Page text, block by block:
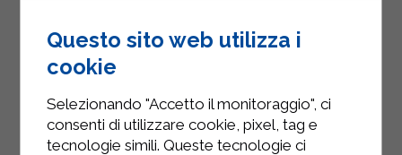
Questo sito web utilizza i
cookie
Selezionando "Accetto il monitoraggio", ci
consenti di utilizzare cookie, pixel, tag e
tecnologie simili. Queste tecnologie ci